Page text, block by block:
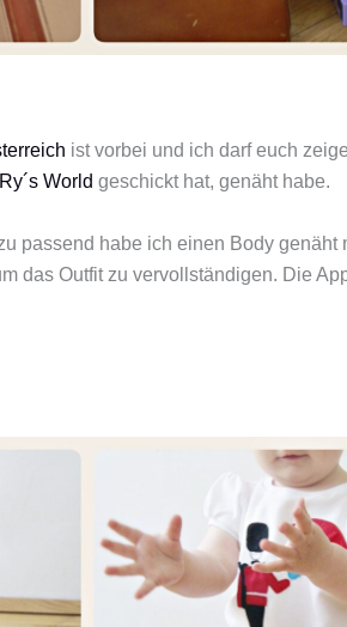
ist vorbei und ich darf euch
World geschickt hat, genäht habe.
passend habe ich einen Body genäht
das Outfit zu vervollständigen. Die